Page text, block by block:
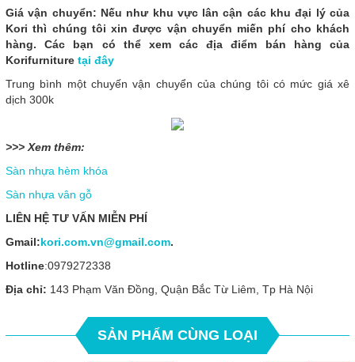
Giá vận chuyển: Nếu như khu vực lân cận các khu đại lý của
Kori thì chúng tôi xin được vận chuyển miến phí cho khách
hàng. Các bạn có thể xem các địa điểm bán hàng của
Korifurniture tại đây
Trung bình một chuyến vận chuyển của chúng tôi có mức giá xê
dịch 300k
>>> Xem thêm:
Sàn nhựa hèm khóa
Sàn nhựa vân gỗ
LIÊN HỆ TƯ VẤN MIỄN PHÍ
Gmail:kori.com.vn@gmail.com.
Hotline:0979272338
Địa chỉ: 143 Phạm Văn Đồng, Quận Bắc Từ Liêm, Tp Hà Nội
SẢN PHẨM CÙNG LOẠI